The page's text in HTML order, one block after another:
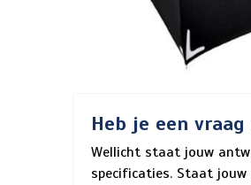
Heb je een
Wellicht staat jouw
specificaties. Staat